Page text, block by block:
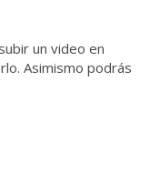
un video en
Asimismo podrás